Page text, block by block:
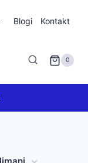
Toggle
Blogi Kontakt
0